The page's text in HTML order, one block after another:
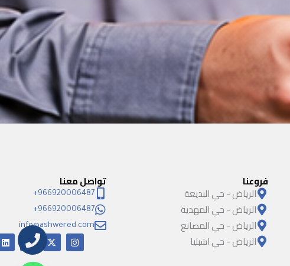
تواصل معنا
966920006487+
966920006487+
info@ashwered.com
I
n
X
-
o
u
t
L
i
فروعنا
الرياض - حي البديعة
الرياض - حي المهدية
الرياض - حي المصانع
الرياض - حي اشبليا